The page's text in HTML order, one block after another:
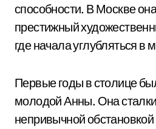
способности. В Москве
престижный
где начала углубляться в
Первые годы в столице
молодой Анны. Она
непривычной